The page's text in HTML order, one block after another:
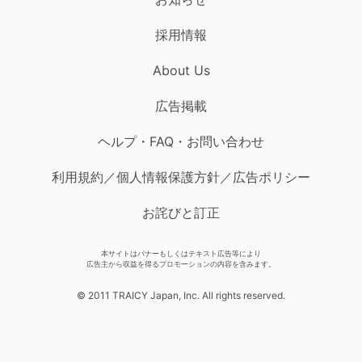
採用情報
About Us
広告掲載
ヘルプ・FAQ・お問い合わせ
利用規約／個人情報保護方針／広告ポリシー
お詫びと訂正
本サイトはバナーもしくはテキスト広告等により
広告主から収益を得るプロモーションの内容を含みます。
© 2011 TRAICY Japan, Inc. All rights reserved.